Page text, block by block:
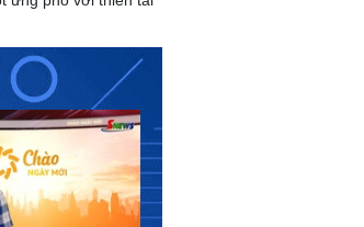
Chào ngày mới 1/8/2026